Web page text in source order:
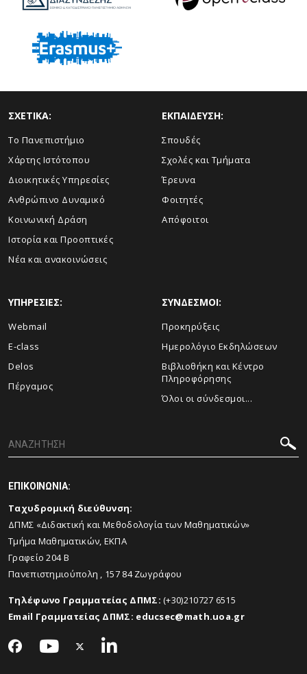
ΣΧΕΤΙΚΑ:
Το Πανεπιστήμιο
Χάρτης Ιστότοπου
Διοικητικές Υπηρεσίες
Ανθρώπινο Δυναμικό
Κοινωνική Δράση
Ιστορία και Προοπτικές
Νέα και ανακοινώσεις
ΕΚΠΑΙΔΕΥΣΗ:
Σπουδές
Σχολές και Τμήματα
Έρευνα
Φοιτητές
Απόφοιτοι
ΥΠΗΡΕΣΙΕΣ:
Webmail
E-class
Delos
Πέργαμος
ΣΥΝΔΕΣΜΟΙ:
Προκηρύξεις
Ημερολόγιο Εκδηλώσεων
Βιβλιοθήκη και Κέντρο
Πληροφόρησης
Όλοι οι σύνδεσμοι...
ΕΠΙΚΟΙΝΩΝΙΑ:
Ταχυδρομική διεύθυνση:
ΔΠΜΣ «Διδακτική και Μεθοδολογία των Μαθηματικών»
Τμήμα Μαθηματικών, ΕΚΠΑ
Γραφείο 204 Β
Πανεπιστημιούπολη , 157 84 Ζωγράφου
Τηλέφωνο Γραμματείας ΔΠΜΣ:(+30)210727 6515
Email Γραμματείας ΔΠΜΣ: educsec@math.uoa.gr